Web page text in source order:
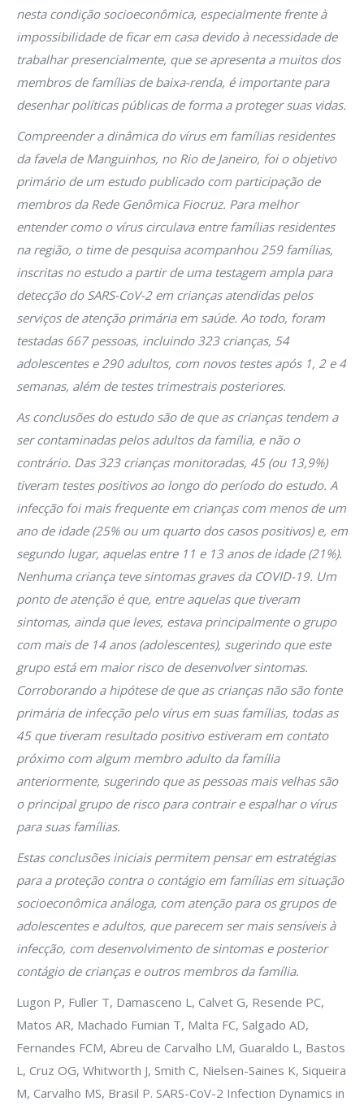
nesta condição socioeconômica, especialmente frente à
impossibilidade de ficar em casa devido à necessidade de
trabalhar presencialmente, que se apresenta a muitos dos
membros de famílias de baixa-renda, é importante para
desenhar políticas públicas de forma a proteger suas vidas.
Compreender a dinâmica do vírus em famílias residentes
da favela de Manguinhos, no Rio de Janeiro, foi o objetivo
primário de um estudo publicado com participação de
membros da Rede Genômica Fiocruz. Para melhor
entender como o vírus circulava entre famílias residentes
na região, o time de pesquisa acompanhou 259 famílias,
inscritas no estudo a partir de uma testagem ampla para
detecção do SARS-CoV-2 em crianças atendidas pelos
serviços de atenção primária em saúde. Ao todo, foram
testadas 667 pessoas, incluindo 323 crianças, 54
adolescentes e 290 adultos, com novos testes após 1, 2 e 4
semanas, além de testes trimestrais posteriores.
As conclusões do estudo são de que as crianças tendem a
ser contaminadas pelos adultos da família, e não o
contrário. Das 323 crianças monitoradas, 45 (ou 13,9%)
tiveram testes positivos ao longo do período do estudo. A
infecção foi mais frequente em crianças com menos de um
ano de idade (25% ou um quarto dos casos positivos) e, em
segundo lugar, aquelas entre 11 e 13 anos de idade (21%).
Nenhuma criança teve sintomas graves da COVID-19. Um
ponto de atenção é que, entre aquelas que tiveram
sintomas, ainda que leves, estava principalmente o grupo
com mais de 14 anos (adolescentes), sugerindo que este
grupo está em maior risco de desenvolver sintomas.
Corroborando a hipótese de que as crianças não são fonte
primária de infecção pelo vírus em suas famílias, todas as
45 que tiveram resultado positivo estiveram em contato
próximo com algum membro adulto da família
anteriormente, sugerindo que as pessoas mais velhas são
o principal grupo de risco para contrair e espalhar o vírus
para suas famílias.
Estas conclusões iniciais permitem pensar em estratégias
para a proteção contra o contágio em famílias em situação
socioeconômica análoga, com atenção para os grupos de
adolescentes e adultos, que parecem ser mais sensíveis à
infecção, com desenvolvimento de sintomas e posterior
contágio de crianças e outros membros da família.
Lugon P, Fuller T, Damasceno L, Calvet G, Resende PC,
Matos AR, Machado Fumian T, Malta FC, Salgado AD,
Fernandes FCM, Abreu de Carvalho LM, Guaraldo L, Bastos
L, Cruz OG, Whitworth J, Smith C, Nielsen-Saines K, Siqueira
M, Carvalho MS, Brasil P. SARS-CoV-2 Infection Dynamics in